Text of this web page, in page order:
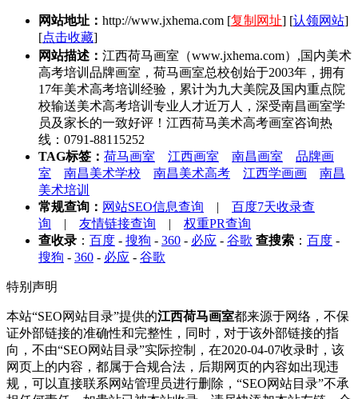
网站地址： http://www.jxhema.com [复制网址] [认领网站]
[点击收藏]
网站描述： 江西荷马画室（www.jxhema.com）,国内美术
高考培训品牌画室，荷马画室总校创始于2003年，拥有
17年美术高考培训经验，累计为九大美院及国内重点院
校输送美术高考培训专业人才近万人，深受南昌画室学
员及家长的一致好评！江西荷马美术高考画室咨询热
线：0791-88115252
TAG标签： 荷马画室 江西画室 南昌画室
品牌画
室
南昌美术学校 南昌美术高考 江西学画画
南昌
美术培训
常规查询： 网站SEO信息查询 | 百度7天收录查
询 | 友情链接查询 | 权重PR查询
查收录 ： 百度 - 搜狗 - 360 - 必应 - 谷歌 查搜索 ： 百度 -
搜狗 - 360 - 必应 - 谷歌
特别声明
本站“SEO网站目录”提供的江西荷马画室都来源于网络，不保
证外部链接的准确性和完整性，同时，对于该外部链接的指
向，不由“SEO网站目录”实际控制，在2020-04-07收录时，该
网页上的内容，都属于合规合法，后期网页的内容如出现违
规，可以直接联系网站管理员进行删除，“SEO网站目录”不承